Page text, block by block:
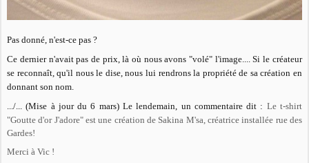
Pas donné, n'est-ce pas ?
Ce dernier n'avait pas de prix, là où nous avons "volé" l'image.... Si le créateur
se reconnaît, qu'il nous le dise, nous lui rendrons la propriété de sa création en
donnant son nom.
.../... (Mise à jour du 6 mars) Le lendemain, un commentaire dit : Le t-shirt
"Goutte d'or J'adore" est une création de Sakina M'sa, créatrice installée rue des
Gardes!
Merci à Vic !